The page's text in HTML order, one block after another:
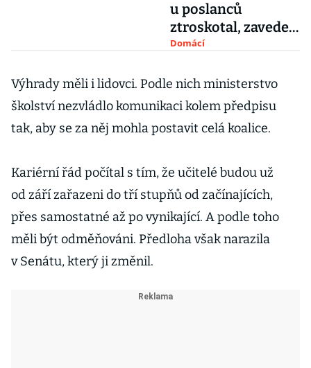
u poslanců
ztroskotal, zaveden
nebude
Domácí
Výhrady měli i lidovci. Podle nich ministerstvo
školství nezvládlo komunikaci kolem předpisu
tak, aby se za něj mohla postavit celá koalice.
Kariérní řád počítal s tím, že učitelé budou už
od září zařazeni do tří stupňů od začínajících,
přes samostatné až po vynikající. A podle toho
měli být odměňováni. Předloha však narazila
v Senátu, který ji změnil.